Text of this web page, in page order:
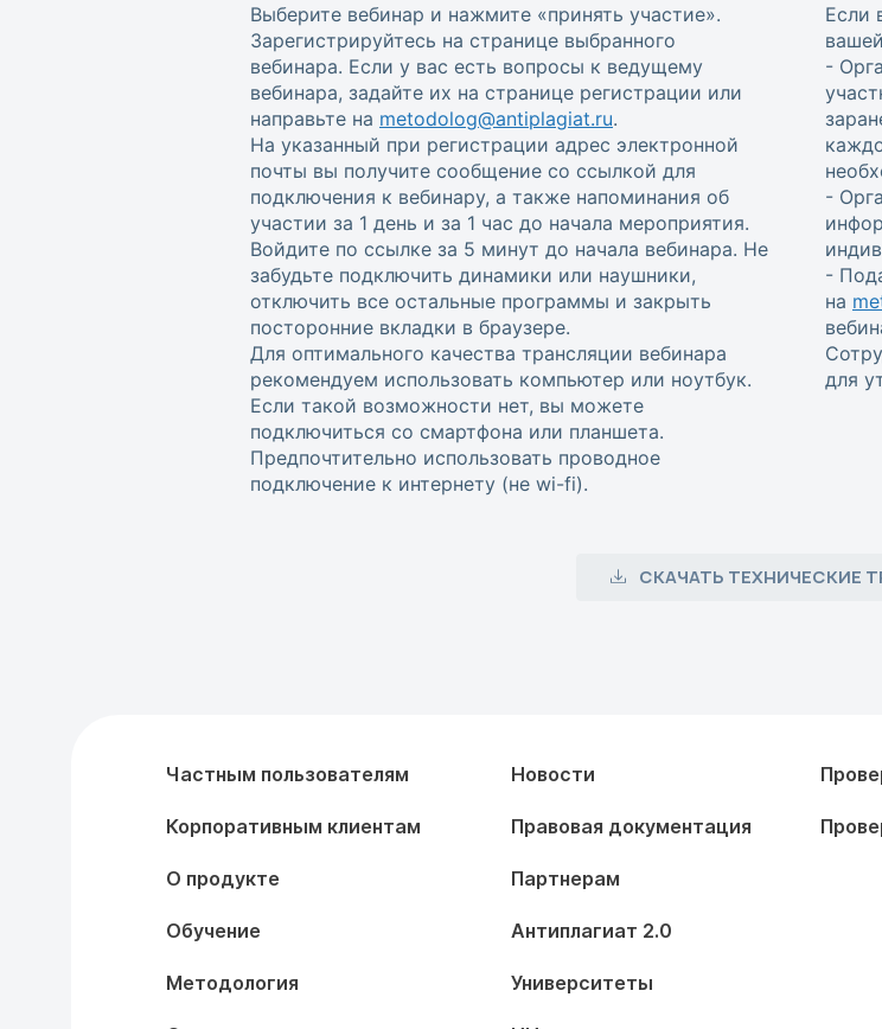
Выберите вебинар и нажмите «принять участие».
Зарегистрируйтесь на странице выбранного
вебинара. Если у вас есть вопросы к ведущему
вебинара, задайте их на странице регистрации или
направьте на metodolog@antiplagiat.ru.
На указанный при регистрации адрес электронной
почты вы получите сообщение со ссылкой для
подключения к вебинару, а также напоминания об
участии за 1 день и за 1 час до начала мероприятия.
Войдите по ссылке за 5 минут до начала вебинара. Не
забудьте подключить динамики или наушники,
отключить все остальные программы и закрыть
посторонние вкладки в браузере.
Для оптимального качества трансляции вебинара
рекомендуем использовать компьютер или ноутбук.
Если такой возможности нет, вы можете
подключиться со смартфона или планшета.
Предпочтительно использовать проводное
подключение к интернету (не wi-fi).
Если
-
-
-
на
для
СКАЧАТЬ ТЕХНИЧЕСКИЕ
Частным пользователям
Корпоративным клиентам
О продукте
Обучение
Методология
Новости
Правовая документация
Партнерам
Антиплагиат 2.0
Университеты